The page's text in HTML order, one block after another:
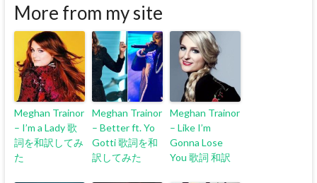
More from my site
Meghan Trainor
– I’m a Lady 歌
詞を和訳してみ
た
Meghan Trainor
– Better ft. Yo
Gotti 歌詞を和
訳してみた
Meghan Trainor
– Like I’m
Gonna Lose
You 歌詞 和訳